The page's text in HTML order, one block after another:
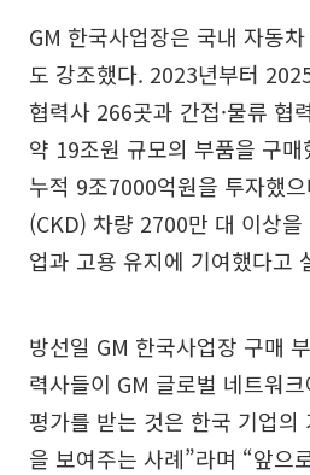
GM 한국사업장은 국내 자동
도 강조했다. 2023년부터
협력사 266곳과 간접·물류 협
약 19조원 규모의 부품을 구
누적 9조7000억원을 투자했
(CKD) 차량 2700만 대 이상
업과 고용 유지에 기여했다고
방선일 GM 한국사업장 구매
력사들이 GM 글로벌 네트워
평가를 받는 것은 한국 기업의
을 보여주는 사례”라며 “앞으